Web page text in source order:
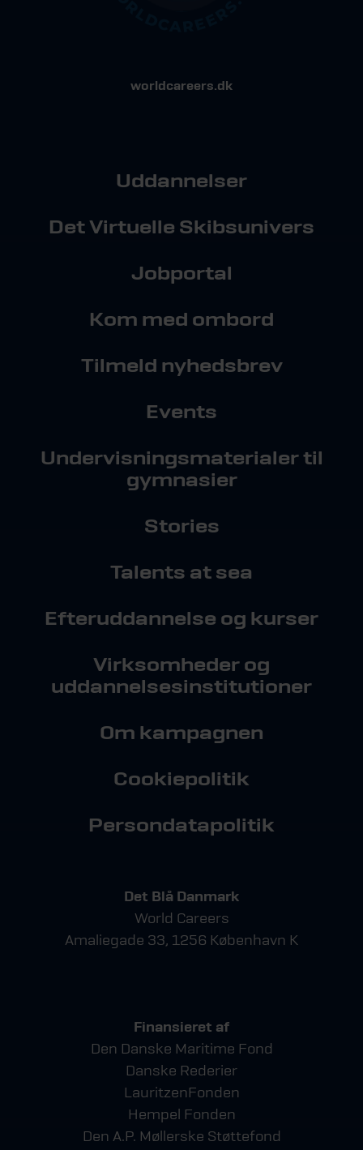
worldcareers.dk
Uddannelser
Det Virtuelle Skibsunivers
Jobportal
Kom med ombord
Tilmeld nyhedsbrev
Events
Undervisningsmaterialer til
gymnasier
Stories
Talents at sea
Efteruddannelse og kurser
Virksomheder og
uddannelsesinstitutioner
Om kampagnen
Cookiepolitik
Persondatapolitik
Det Blå Danmark
World Careers
Amaliegade 33, 1256 København K
Finansieret af
Den Danske Maritime Fond
Danske Rederier
LauritzenFonden
Hempel Fonden
Den A.P. Møllerske Støttefond